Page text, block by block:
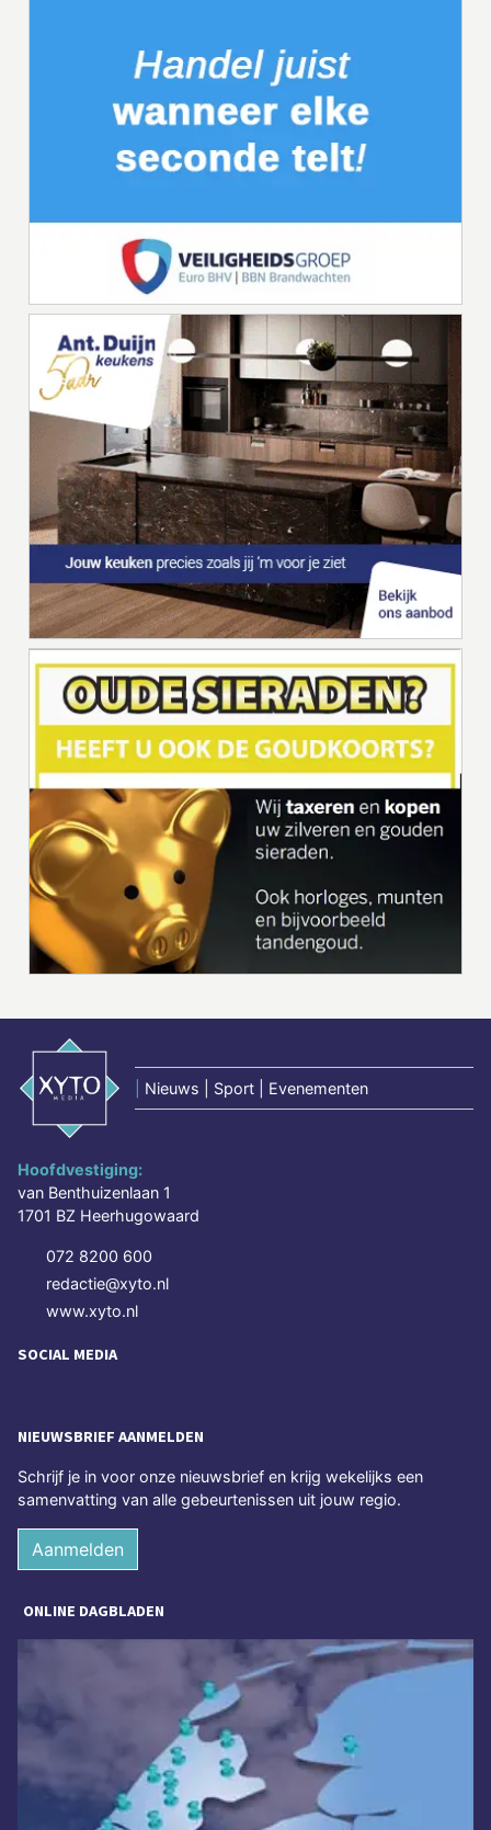
Nieuws | Sport | Evenementen
Hoofdvestiging:
van Benthuizenlaan 1
1701 BZ Heerhugowaard
072 8200 600
redactie@xyto.nl
www.xyto.nl
SOCIAL MEDIA
NIEUWSBRIEF AANMELDEN
Schrijf je in voor onze nieuwsbrief en krijg wekelijks een
samenvatting van alle gebeurtenissen uit jouw regio.
Aanmelden
ONLINE DAGBLADEN